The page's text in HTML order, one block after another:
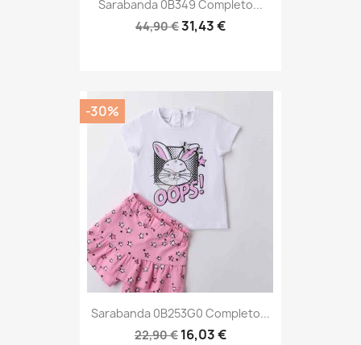
Sarabanda 0B349 Completo...
44,90 €31,43 €
Sarabanda 0B253G0 Completo...
22,90 € 16,03 €
-30%